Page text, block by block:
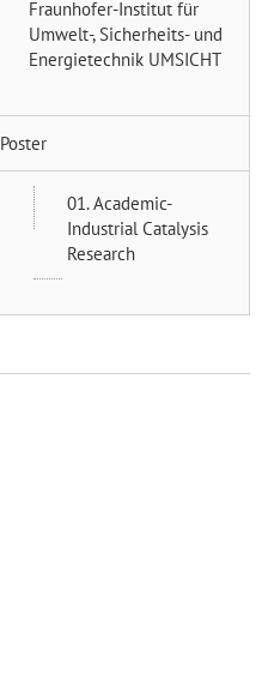
Fraunhofer-Institut für
Umwelt-, Sicherheits- und
Energietechnik UMSICHT
Poster
01. Academic-
Industrial Catalysis
Research